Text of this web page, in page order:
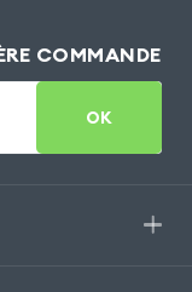
COMMANDE
OK